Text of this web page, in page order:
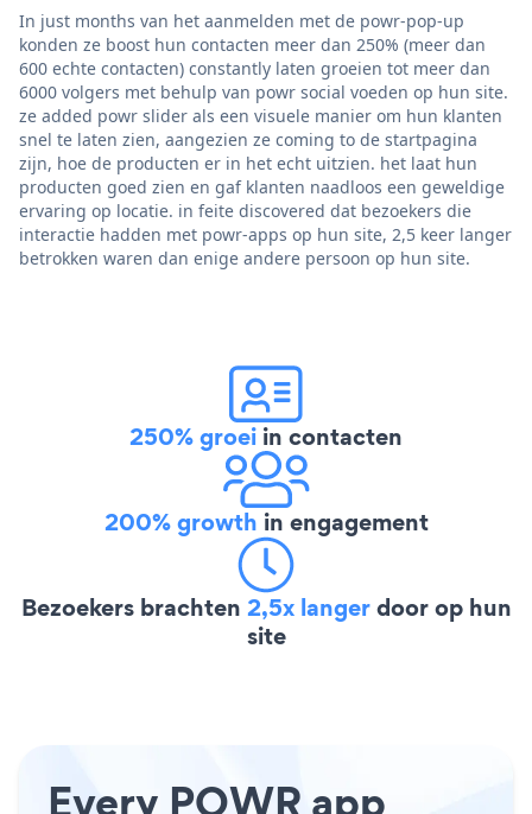
In just months van het aanmelden met de powr-pop-up
konden ze boost hun contacten meer dan 250% (meer dan
600 echte contacten) constantly laten groeien tot meer dan
6000 volgers met behulp van powr social voeden op hun site.
ze added powr slider als een visuele manier om hun klanten
snel te laten zien, aangezien ze coming to de startpagina
zijn, hoe de producten er in het echt uitzien. het laat hun
producten goed zien en gaf klanten naadloos een geweldige
ervaring op locatie. in feite discovered dat bezoekers die
interactie hadden met powr-apps op hun site, 2,5 keer langer
betrokken waren dan enige andere persoon op hun site.
250% groei in contacten
200% growth in engagement
Bezoekers brachten 2,5x langerdoor op hun
site
Every POWR app